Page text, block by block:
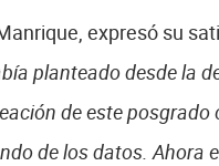
expresó su
planteado desde la
de este
de los datos. Ahora